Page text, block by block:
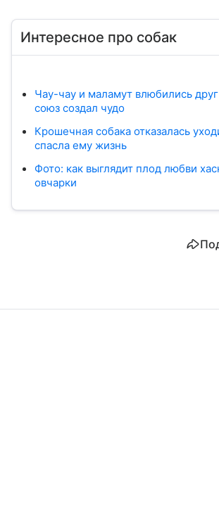
Интересное про собак
Чау-чау и маламут влюбились
союз создал чудо
Крошечная собака отказалась
спасла ему жизнь
Фото: как выглядит плод любви
овчарки